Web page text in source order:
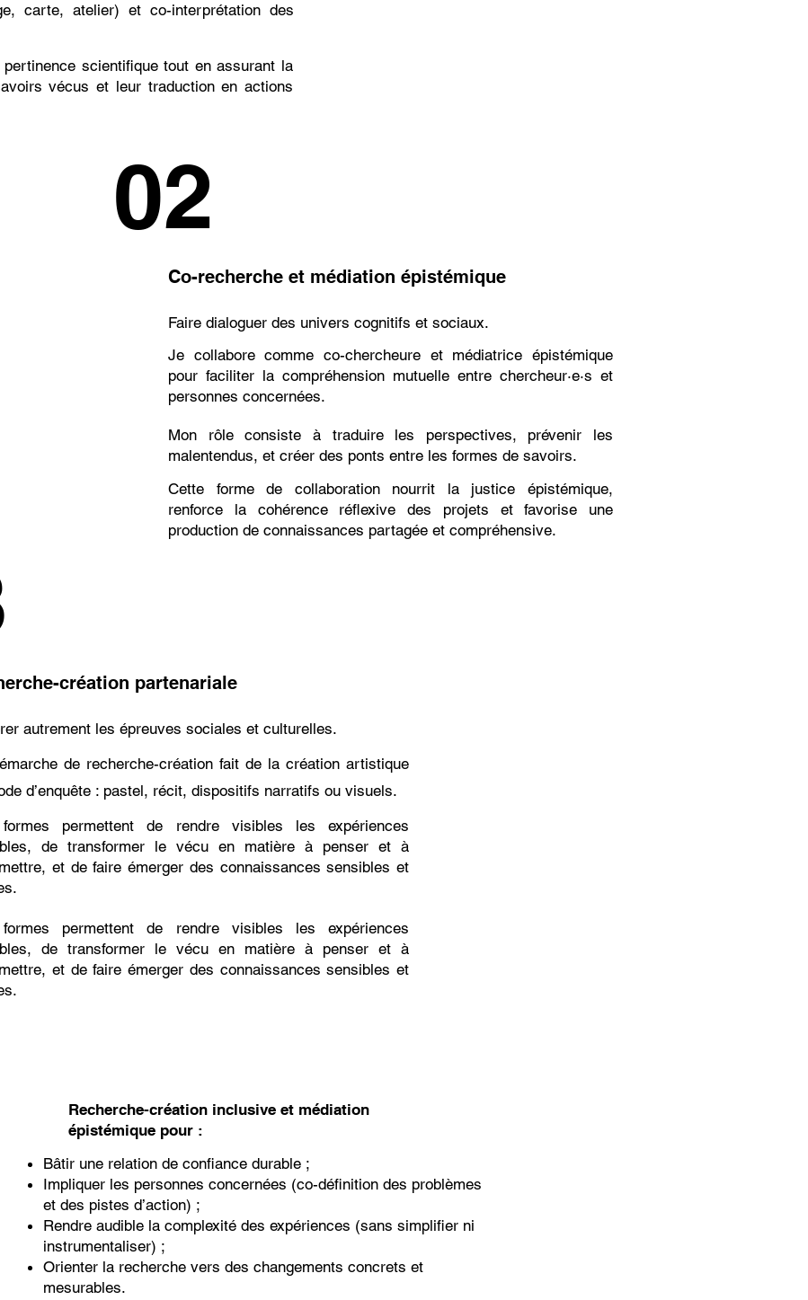
carte, atelier) et co-interprétation des
pertinence scientifique tout en assurant la
vécus et leur traduction en actions
02
Co-recherche et médiation épistémique
Faire dialoguer des univers cognitifs et sociaux.
Je collabore comme co-chercheure et médiatrice épistémique
pour faciliter la compréhension mutuelle entre chercheur·e·s et
personnes concernées.
Mon rôle consiste à traduire les perspectives, prévenir les
malentendus, et créer des ponts entre les formes de savoirs.
Cette forme de collaboration nourrit la justice épistémique,
renforce la cohérence réflexive des projets et favorise une
production de connaissances partagée et compréhensive.
création partenariale
autrement les épreuves sociales et culturelles.
de recherche-création fait de la création artistique
d’enquête : pastel, récit, dispositifs narratifs ou visuels.
permettent de rendre visibles les expériences
de transformer le vécu en matière à penser et à
et de faire émerger des connaissances sensibles et
permettent de rendre visibles les expériences
de transformer le vécu en matière à penser et à
et de faire émerger des connaissances sensibles et
Recherche-création inclusive et médiation
épistémique pour :
Bâtir une relation de confiance durable ;
Impliquer les personnes concernées (co-définition des problèmes
et des pistes d’action) ;
Rendre audible la complexité des expériences (sans simplifier ni
instrumentaliser) ;
Orienter la recherche vers des changements concrets et
mesurables.